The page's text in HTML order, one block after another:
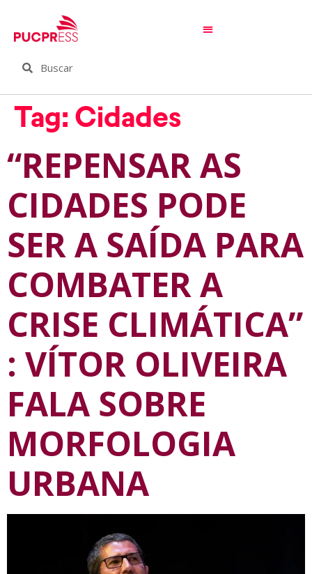
Tag: Cidades
“REPENSAR AS
CIDADES PODE
SER A SAÍDA PARA
COMBATER A
CRISE CLIMÁTICA”
: VÍTOR OLIVEIRA
FALA SOBRE
MORFOLOGIA
URBANA